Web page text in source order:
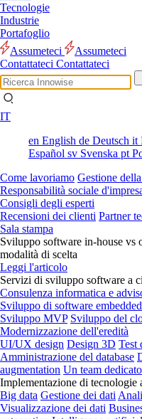
Tecnologie
Industrie
Portafoglio
Assumeteci
Assumeteci
Contattateci Contattateci
IT
en English de Deutsch it
Español sv Svenska pt
Come lavoriamo Gestione
Responsabilità sociale
Consigli degli esperti
Recensioni dei clienti Partner
Sala stampa
Sviluppo software in-house vs
modalità di scelta
Leggi l'articolo
Servizi di sviluppo software a
Consulenza informatica e
Sviluppo di software embedded
Sviluppo MVP Sviluppo del
Modernizzazione dell'eredità
UI/UX design Design 3D Test
Amministrazione del database
augmentation Un team dedicato
Implementazione di tecnologie
Big data Gestione dei dati
Visualizzazione dei dati